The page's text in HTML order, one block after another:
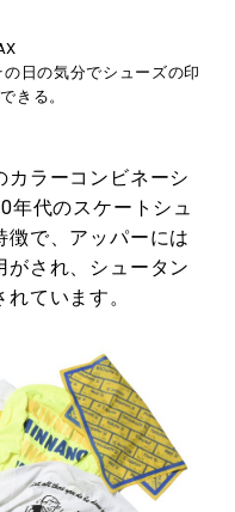
日の気分でシューズの印
きる。
カラーコンビネーシ
年代のスケートシュ
徴で、アッパーには
がされ、シュータン
ています。